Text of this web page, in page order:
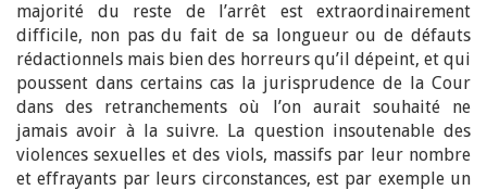
majorité du reste de l’arrêt est extraordinairement
difficile, non pas du fait de sa longueur ou de défauts
rédactionnels mais bien des horreurs qu’il dépeint, et qui
poussent dans certains cas la jurisprudence de la Cour
dans des retranchements où l’on aurait souhaité ne
jamais avoir à la suivre. La question insoutenable des
violences sexuelles et des viols, massifs par leur nombre
et effrayants par leurs circonstances, est par exemple un